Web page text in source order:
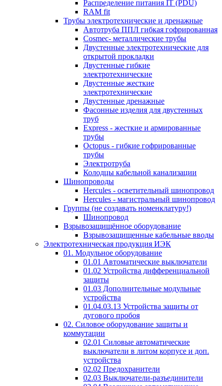
Распределение питания IT (PDU)
RAM fit
Трубы электротехнические и дренажные
Автотруба ППЛ гибкая гофрированная
Cosmec- металлические трубы
Двустенные электротехнические для
открытой прокладки
Двустенные гибкие
электротехнические
Двустенные жесткие
электротехнические
Двустенные дренажные
Фасонные изделия для двустенных
труб
Express - жесткие и армированные
трубы
Octopus - гибкие гофрированные
трубы
Электротруба
Колодцы кабельной канализации
Шинопроводы
Hercules - осветительный шинопровод
Hercules - магистральный шинопровод
Группы (не создавать номенклатуру!)
Шинопровод
Взрывозащищённое оборудование
Взрывозащищенные кабельные вводы
Электротехническая продукция ИЭК
01. Модульное оборудование
01.01 Автоматические выключатели
01.02 Устройства дифференциальной
защиты
01.03 Дополнительные модульные
устройства
01.04.03.13 Устройства защиты от
дугового пробоя
02. Силовое оборудование защиты и
коммутации
02.01 Силовые автоматические
выключатели в литом корпусе и доп.
устройства
02.02 Предохранители
02.03 Выключатели-разъединители